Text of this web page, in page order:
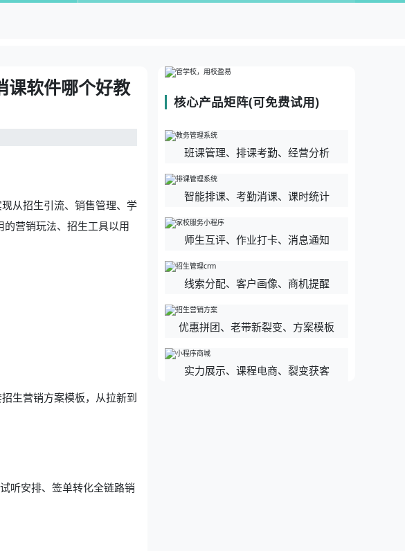
？推荐校盈易教培考勤消课软件哪个好教务管理
个好教务管理平台
课软件哪个好教
从招生引流、销售管理、学
营销玩法、招生工具以用
生营销方案模板，从拉新到
听安排、签单转化全链路销
核心产品矩阵(可免费试用)
班课管理、排课考勤、经营分析
智能排课、考勤消课、课时统计
师生互评、作业打卡、消息通知
线索分配、客户画像、商机提醒
优惠拼团、老带新裂变、方案模板
实力展示、课程电商、裂变获客